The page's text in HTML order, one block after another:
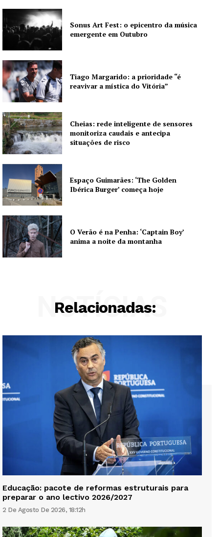
Sonus Art Fest: o epicentro da música
emergente em Outubro
Tiago Margarido: a prioridade “é
reavivar a mística do Vitória”
Cheias: rede inteligente de sensores
monitoriza caudais e antecipa
situações de risco
Espaço Guimarães: ‘The Golden
Ibérica Burger’ começa hoje
O Verão é na Penha: ‘Captain Boy’
anima a noite da montanha
Relacionadas:
NOTÍCIAS
Educação: pacote de reformas estruturais para
preparar o ano lectivo 2026/2027
2 De Agosto De 2026, 18:12h